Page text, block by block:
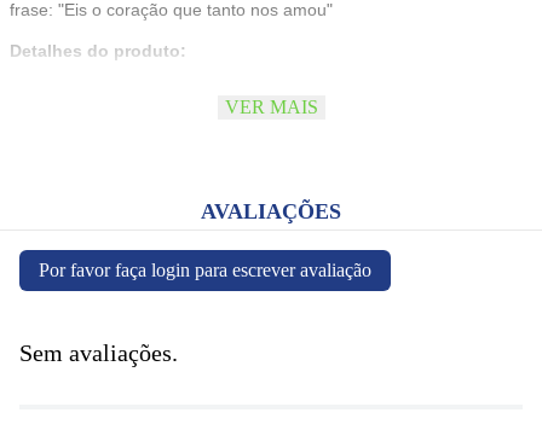
frase: "Eis o coração que tanto nos amou"
Detalhes do produto:
Conforto e durabilidade para uso diário
VER MAIS
AVALIAÇÕES
Por favor faça login para escrever avaliação
Sem avaliações.